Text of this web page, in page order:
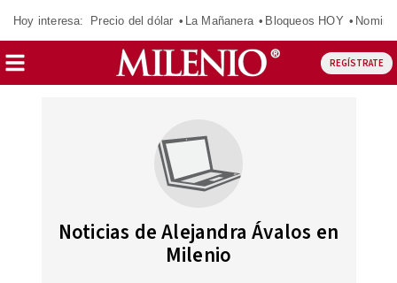
Hoy interesa: Precio del dólar La Mañanera Bloqueos HOY
REGÍSTRATE
Noticias de Alejandra Ávalos en
Milenio